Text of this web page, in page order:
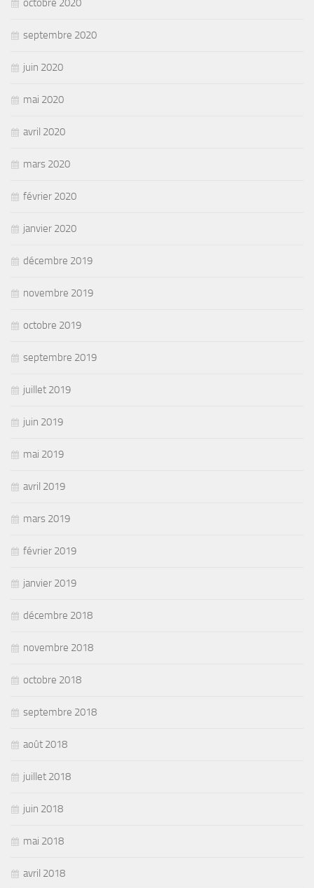
octobre 2020
septembre 2020
juin 2020
mai 2020
avril 2020
mars 2020
février 2020
janvier 2020
décembre 2019
novembre 2019
octobre 2019
septembre 2019
juillet 2019
juin 2019
mai 2019
avril 2019
mars 2019
février 2019
janvier 2019
décembre 2018
novembre 2018
octobre 2018
septembre 2018
août 2018
juillet 2018
juin 2018
mai 2018
avril 2018